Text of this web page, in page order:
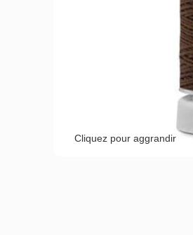
Cliquez pour aggrandir